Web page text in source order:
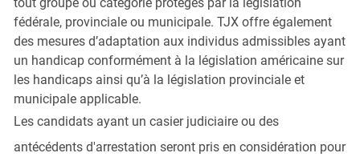
fédérale, provinciale ou municipale. TJX offre également
des mesures d’adaptation aux individus admissibles ayant
un handicap conformément à la législation américaine sur
les handicaps ainsi qu’à la législation provinciale et
municipale applicable.
Les candidats ayant un casier judiciaire ou des
antécédents d'arrestation seront pris en considération pour